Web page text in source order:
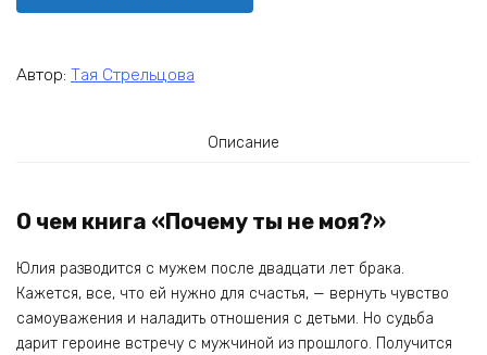
Автор: Тая Стрельцова
Описание
О чем книга «Почему ты не моя?»
Юлия разводится с мужем после двадцати лет брака.
Кажется, все, что ей нужно для счастья, — вернуть чувство
самоуважения и наладить отношения с детьми. Но судьба
дарит героине встречу с мужчиной из прошлого. Получится